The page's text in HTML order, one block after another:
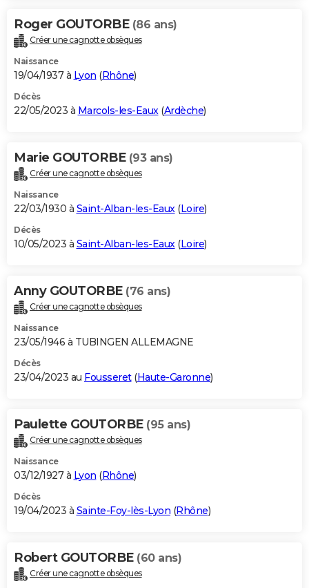
Roger GOUTORBE (86 ans)
Créer une cagnotte obsèques
Naissance
19/04/1937 à Lyon (Rhône)
Décès
22/05/2023 à Marcols-les-Eaux(Ardèche)
Marie GOUTORBE (93 ans)
Créer une cagnotte obsèques
Naissance
22/03/1930 à Saint-Alban-les-Eaux(Loire)
Décès
10/05/2023 à Saint-Alban-les-Eaux(Loire)
Anny GOUTORBE (76 ans)
Créer une cagnotte obsèques
Naissance
23/05/1946 à TUBINGEN ALLEMAGNE
Décès
23/04/2023 au Fousseret(Haute-Garonne)
Paulette GOUTORBE (95 ans)
Créer une cagnotte obsèques
Naissance
03/12/1927 à Lyon (Rhône)
Décès
19/04/2023 à Sainte-Foy-lès-Lyon (Rhône)
Robert GOUTORBE (60 ans)
Créer une cagnotte obsèques